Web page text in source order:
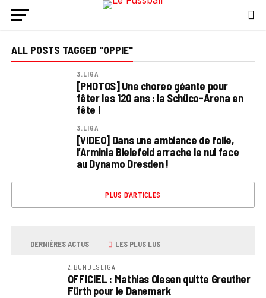
ALL POSTS TAGGED "OPPIE"
3.LIGA
[PHOTOS] Une choreo géante pour
fêter les 120 ans : la Schüco-Arena en
fête !
3.LIGA
[VIDEO] Dans une ambiance de folie,
l’Arminia Bielefeld arrache le nul face
au Dynamo Dresden !
PLUS D’ARTICLES
DERNIÈRES ACTUS LES PLUS LUS
2.BUNDESLIGA
OFFICIEL : Mathias Olesen quitte Greuther
Fürth pour le Danemark